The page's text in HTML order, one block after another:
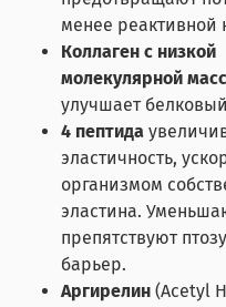
менее
Коллаген с низкой
молекулярной
улучшает
4 пептида
эластичность,
организмом
эластина.
препятствуют
барьер.
Аргирелин (Acetyl